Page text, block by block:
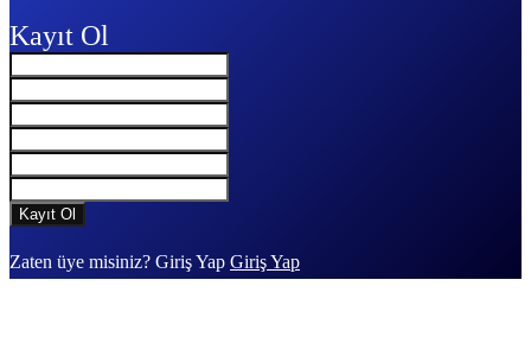
Kayıt Ol
Zaten üye misiniz? Giriş Yap Giriş Yap